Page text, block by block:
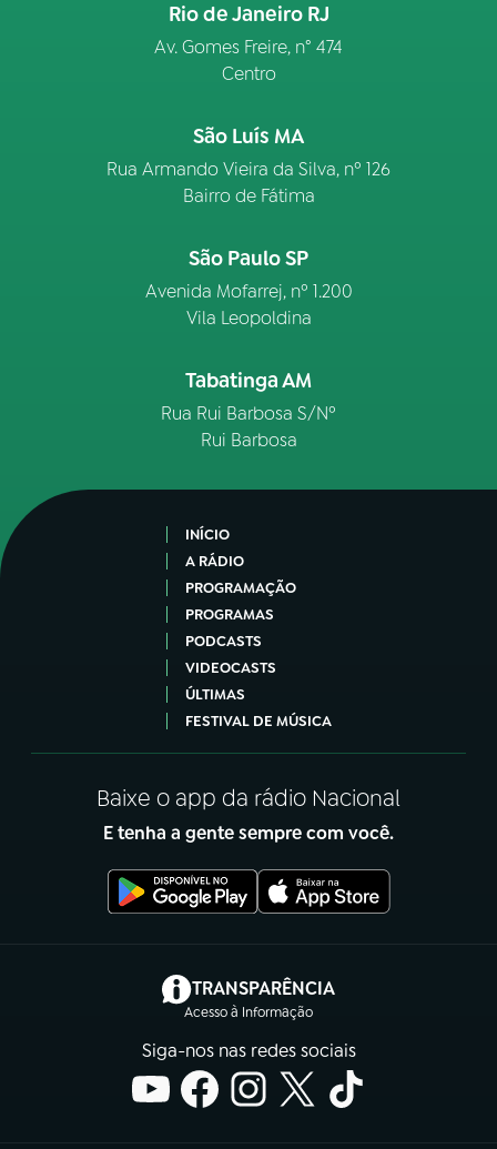
Rio de Janeiro RJ
Av. Gomes Freire, n° 474
Centro
São Luís MA
Rua Armando Vieira da Silva, nº 126
Bairro de Fátima
São Paulo SP
Avenida Mofarrej, nº 1.200
Vila Leopoldina
Tabatinga AM
Rua Rui Barbosa S/Nº
Rui Barbosa
INÍCIO
A RÁDIO
PROGRAMAÇÃO
PROGRAMAS
PODCASTS
VIDEOCASTS
ÚLTIMAS
FESTIVAL DE MÚSICA
Baixe o app da rádio Nacional
E tenha a gente sempre com você.
TRANSPARÊNCIA
Acesso à Informação
(abre em nova aba)
Siga-nos nas redes sociais